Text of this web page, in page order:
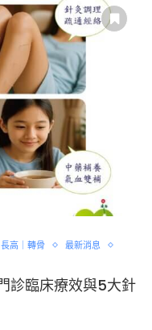
高｜轉骨
最新消息
診臨床療效與5大針